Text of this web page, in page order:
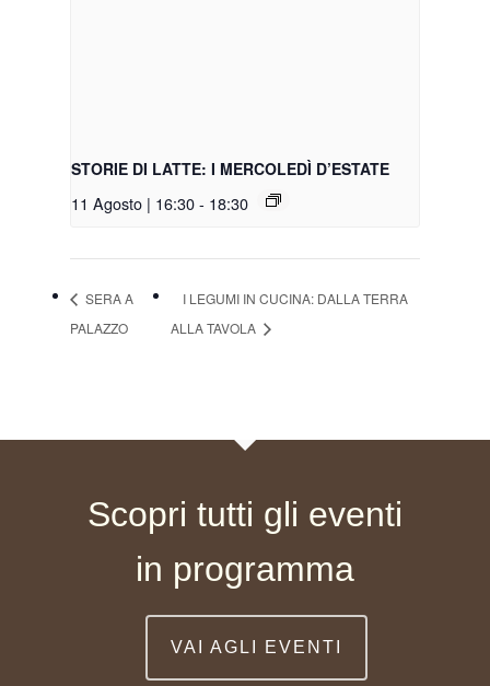
STORIE DI LATTE: I MERCOLEDÌ D’ESTATE
11 Agosto | 16:30- 18:30
SERA A
PALAZZO
I LEGUMI IN CUCINA: DALLA TERRA
ALLA TAVOLA
Scopri tutti gli eventi
in programma
VAI AGLI EVENTI